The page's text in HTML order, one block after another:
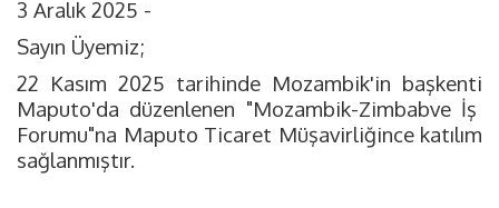
3 Aralık 2025 -
Sayın Üyemiz;
22 Kasım 2025 tarihinde Mozambik'in başkenti
Maputo'da düzenlenen "Mozambik-Zimbabve İş
Forumu"na Maputo Ticaret Müşavirliğince katılım
sağlanmıştır.